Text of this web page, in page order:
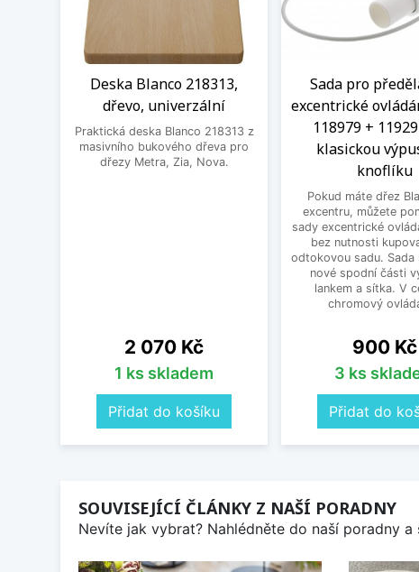
Deska Blanco 218313,
dřevo, univerzální
Praktická deska Blanco 218313 z
masivního bukového dřeva pro
dřezy Metra, Zia, Nova.
Cena
2 070 Kč
1 ks skladem
Přidat do košíku
Sada pro
excentrické
118979 +
klasickou
knoflíku
Pokud máte dřez
excentru, můžete
sady excentrické
bez nutnosti
odtokovou sadu. Sada
nové spodní části
lankem a sítka. V
chromový
Cena
900 Kč
3 ks
Přidat do
SOUVISEJÍCÍ ČLÁNKY Z NAŠÍ PORADNY
Nevíte jak vybrat? Nahlédněte do naší poradny